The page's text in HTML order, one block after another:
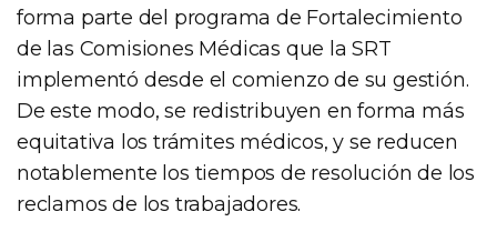
forma parte del programa de Fortalecimiento
de las Comisiones Médicas que la SRT
implementó desde el comienzo de su gestión.
De este modo, se redistribuyen en forma más
equitativa los trámites médicos, y se reducen
notablemente los tiempos de resolución de los
reclamos de los trabajadores.